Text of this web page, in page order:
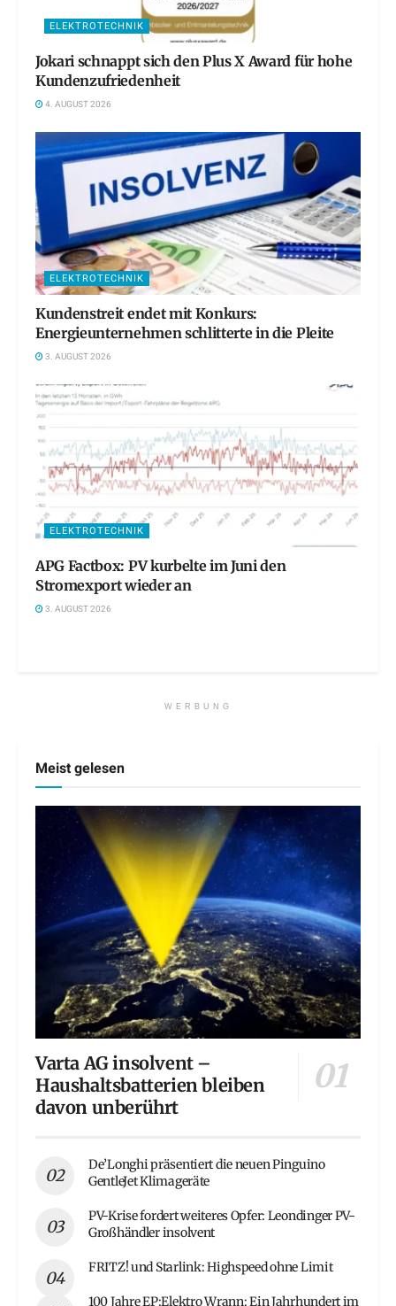
ELEKTROTECHNIK
Jokari schnappt sich den Plus X Award für hohe
Kundenzufriedenheit
4. AUGUST 2026
ELEKTROTECHNIK
Kundenstreit endet mit Konkurs:
Energieunternehmen schlitterte in die Pleite
3. AUGUST 2026
ELEKTROTECHNIK
APG Factbox: PV kurbelte im Juni den
Stromexport wieder an
3. AUGUST 2026
WERBUNG
Meist gelesen
Varta AG insolvent –
Haushaltsbatterien bleiben
davon unberührt
De’Longhi präsentiert die neuen Pinguino
GentleJet Klimageräte
PV-Krise fordert weiteres Opfer: Leondinger PV-
Großhändler insolvent
FRITZ! und Starlink: Highspeed ohne Limit
100 Jahre EP:Elektro Wrann: Ein Jahrhundert im